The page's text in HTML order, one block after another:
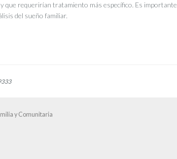
que requerirían tratamiento más específico. Es importante
del sueño familiar.
y Comunitaria